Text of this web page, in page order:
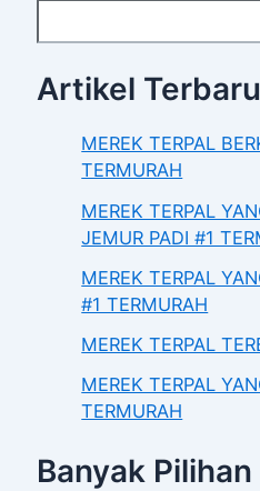
Artikel Terbaru
MEREK TERPAL
TERMURAH
MEREK TERPAL
JEMUR PADI #1
MEREK TERPAL
#1 TERMURAH
MEREK TERPAL
MEREK TERPAL
TERMURAH
Banyak